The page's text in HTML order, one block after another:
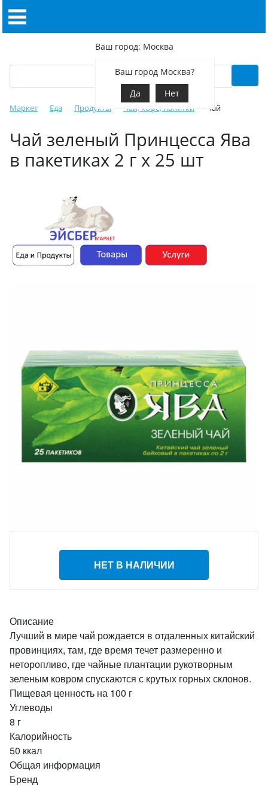
Ваш город: Москва
Ваш город Москва?
Да
Нет
Маркет Еда Продукты Чай, кофе, напитки Чай
Чай зеленый Принцесса Ява
в пакетиках 2 г х 25 шт
НЕТ В НАЛИЧИИ
Описание
Лучший в мире чай рождается в отдаленных китайский
провинциях, там, где время течет размеренно и
неторопливо, где чайные плантации рукотворным
зеленым ковром спускаются с крутых горных склонов.
Пищевая ценность на 100 г
Углеводы
8 г
Калорийность
50 ккал
Общая информация
Бренд